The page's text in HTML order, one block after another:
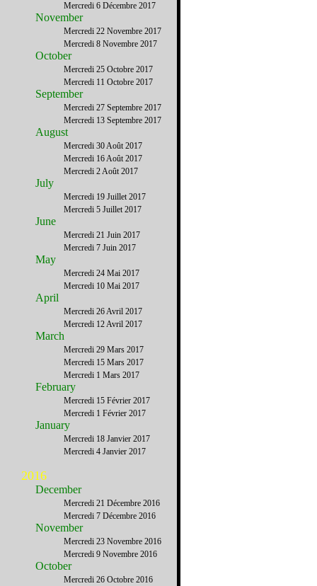
Mercredi 6 Décembre 2017
November
Mercredi 22 Novembre 2017
Mercredi 8 Novembre 2017
October
Mercredi 25 Octobre 2017
Mercredi 11 Octobre 2017
September
Mercredi 27 Septembre 2017
Mercredi 13 Septembre 2017
August
Mercredi 30 Août 2017
Mercredi 16 Août 2017
Mercredi 2 Août 2017
July
Mercredi 19 Juillet 2017
Mercredi 5 Juillet 2017
June
Mercredi 21 Juin 2017
Mercredi 7 Juin 2017
May
Mercredi 24 Mai 2017
Mercredi 10 Mai 2017
April
Mercredi 26 Avril 2017
Mercredi 12 Avril 2017
March
Mercredi 29 Mars 2017
Mercredi 15 Mars 2017
Mercredi 1 Mars 2017
February
Mercredi 15 Février 2017
Mercredi 1 Février 2017
January
Mercredi 18 Janvier 2017
Mercredi 4 Janvier 2017
2016
December
Mercredi 21 Décembre 2016
Mercredi 7 Décembre 2016
November
Mercredi 23 Novembre 2016
Mercredi 9 Novembre 2016
October
Mercredi 26 Octobre 2016